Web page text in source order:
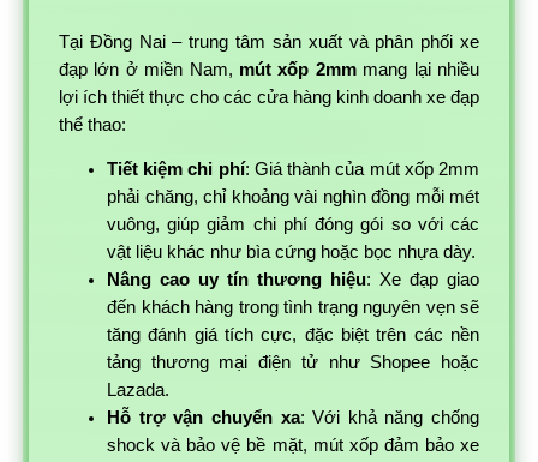
Tại Đồng Nai – trung tâm sản xuất và phân phối xe
đạp lớn ở miền Nam, mút xốp 2mmmang lại nhiều
lợi ích thiết thực cho các cửa hàng kinh doanh xe đạp
thể thao:
Tiết kiệm chi phí: Giá thành của mút xốp 2mm
phải chăng, chỉ khoảng vài nghìn đồng mỗi mét
vuông, giúp giảm chi phí đóng gói so với các
vật liệu khác như bìa cứng hoặc bọc nhựa dày.
Nâng cao uy tín thương hiệu: Xe đạp giao
đến khách hàng trong tình trạng nguyên vẹn sẽ
tăng đánh giá tích cực, đặc biệt trên các nền
tảng thương mại điện tử như Shopee hoặc
Lazada.
Hỗ trợ vận chuyển xa: Với khả năng chống
shock và bảo vệ bề mặt, mút xốp đảm bảo xe